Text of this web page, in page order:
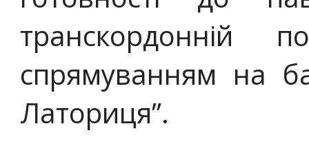
транскордонній
спрямуванням на
Латориця”.